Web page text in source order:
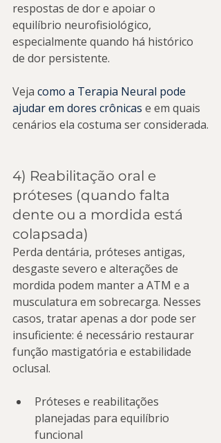
respostas de dor e apoiar o
equilíbrio neurofisiológico,
especialmente quando há histórico
de dor persistente.
Veja como a Terapia Neural pode
ajudar em dores crônicas e em quais
cenários ela costuma ser considerada.
4) Reabilitação oral e
próteses (quando falta
dente ou a mordida está
colapsada)
Perda dentária, próteses antigas,
desgaste severo e alterações de
mordida podem manter a ATM e a
musculatura em sobrecarga. Nesses
casos, tratar apenas a dor pode ser
insuficiente: é necessário restaurar
função mastigatória e estabilidade
oclusal.
Próteses e reabilitações
planejadas para equilíbrio
funcional